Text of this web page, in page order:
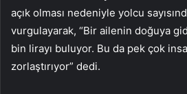
açık olması nedeniyle yolcu
vurgulayarak, “Bir ailenin doğuya
bin lirayı buluyor. Bu da pek çok
zorlaştırıyor” dedi.